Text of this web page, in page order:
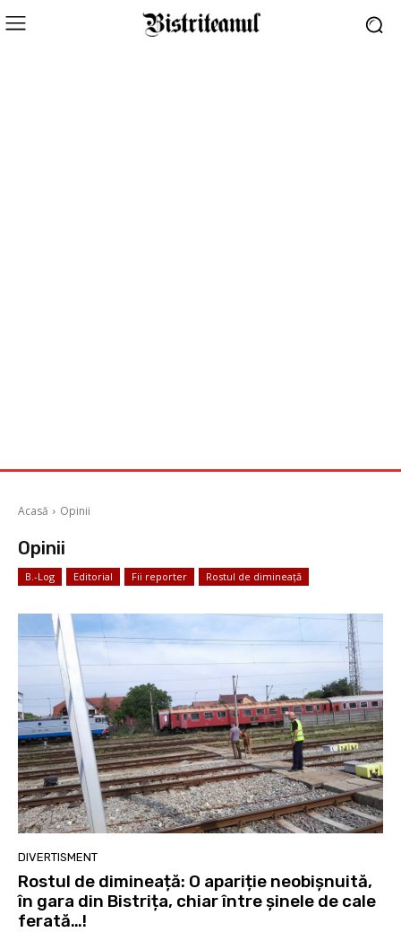
Acasă Opinii
Opinii
B.-Log Editorial Fii reporter Rostul de dimineață
DIVERTISMENT
Rostul de dimineață: O apariție neobișnuită,
în gara din Bistrița, chiar între șinele de cale
ferată…!